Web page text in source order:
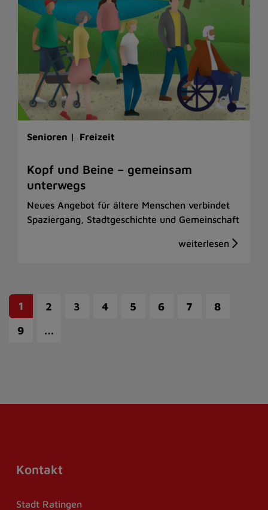
Senioren | Freizeit
Kopf und Beine – gemeinsam
unterwegs
Neues Angebot für ältere Menschen verbindet
Spaziergang, Stadtgeschichte und Gemeinschaft
1 2 3 4 5 6 7
8
9
…
Kontakt
Stadt Ratingen